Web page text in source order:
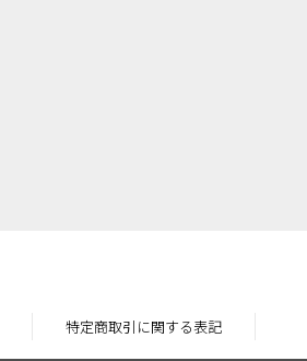
特定商取引に関する表記